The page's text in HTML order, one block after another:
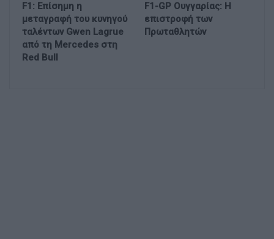
F1: Επίσημη η
μεταγραφή του κυνηγού
ταλέντων Gwen Lagrue
από τη Mercedes στη
Red Bull
F1-GP Ουγγαρίας: Η
επιστροφή των
Πρωταθλητών